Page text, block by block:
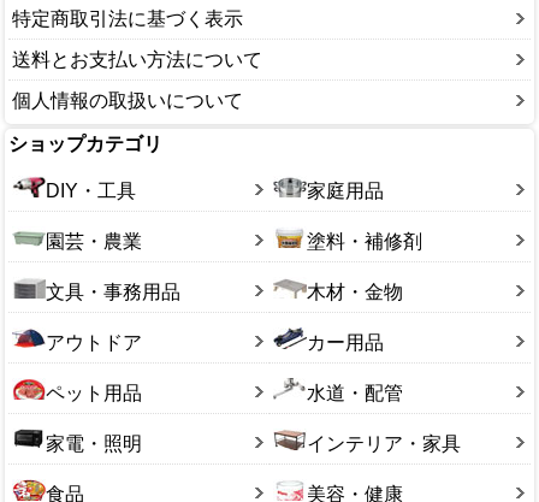
特定商取引法に基づく表示
送料とお支払い方法について
個人情報の取扱いについて
ショップカテゴリ
DIY・工具 家庭用品
園芸・農業 塗料・補修剤
文具・事務用品 木材・金物
アウトドア カー用品
ペット用品 水道・配管
家電・照明 インテリア・家具
食品 美容・健康